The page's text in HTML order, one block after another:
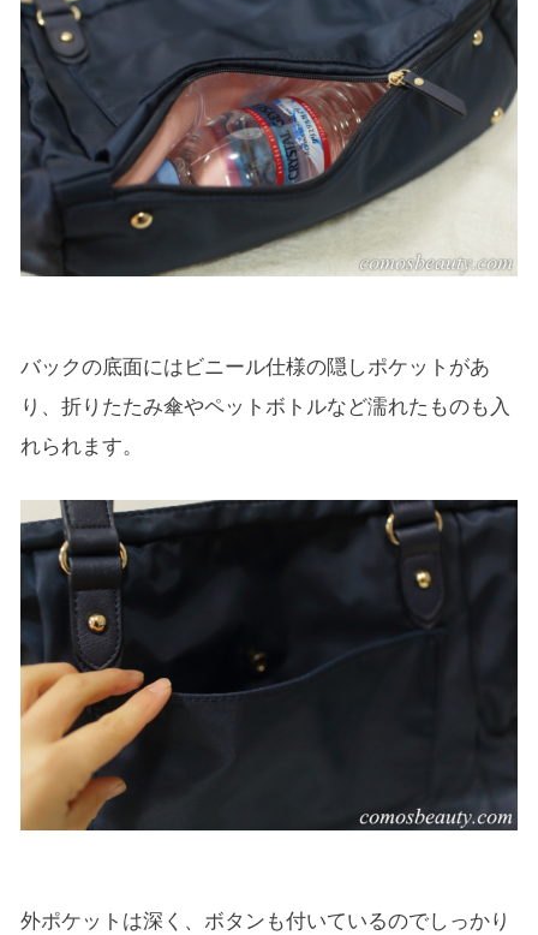
バックの底面にはビニール仕様の隠しポケットがあ
り、折りたたみ傘やペットボトルなど濡れたものも入
れられます。
外ポケットは深く、ボタンも付いているのでしっかり